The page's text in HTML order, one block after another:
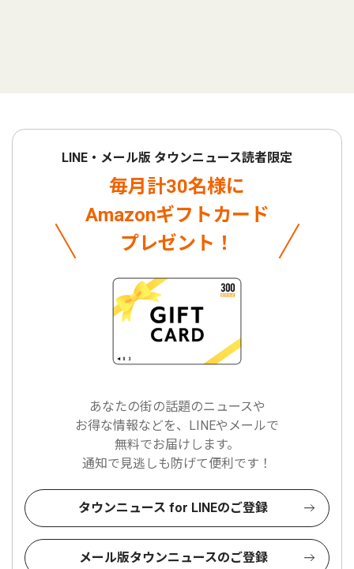
LINE・メール版 タウンニュース読者限定
毎月計30名様に
Amazonギフトカード
プレゼント！
あなたの街の話題のニュースや
お得な情報などを、LINEやメールで
無料でお届けします。
通知で見逃しも防げて便利です！
タウンニュース for LINEのご登録
メール版タウンニュースのご登録